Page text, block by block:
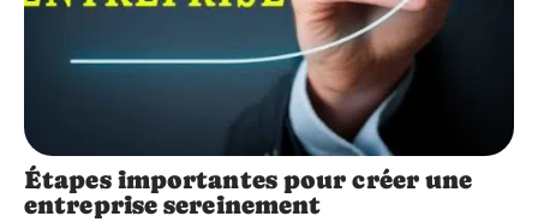
Étapes importantes pour créer une
entreprise sereinement